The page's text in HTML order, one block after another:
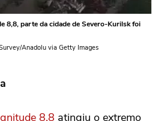
8,8, parte da cidade de Severo-Kurilsk foi
Anadolu via Getty Images
8,8 atingiu o extremo